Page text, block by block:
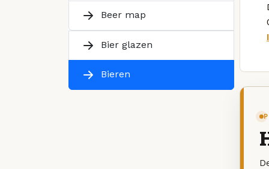
Beer map
Bier glazen
Bieren